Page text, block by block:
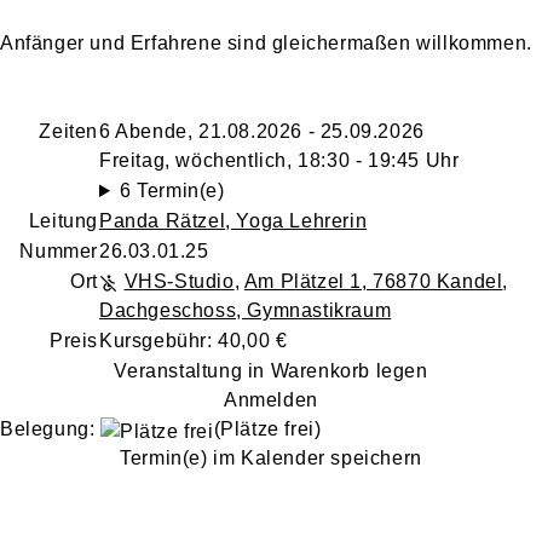
Anfänger und Erfahrene sind gleichermaßen willkommen.
Zeiten6 Abende, 21.08.2026 - 25.09.2026
Freitag, wöchentlich, 18:30 - 19:45 Uhr
6 Termin(e)
Leitung Panda Rätzel , Yoga Lehrerin
Nummer26.03.01.25
Ort
VHS-Studio, Am Plätzel 1, 76870 Kandel ,
Dachgeschoss, Gymnastikraum
Preis Kursgebühr: 40,00 €
Veranstaltung in Warenkorb legen
Anmelden
Belegung:
(Plätze frei)
Termin(e) im Kalender speichern